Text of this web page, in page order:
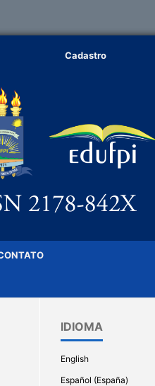
Cadastro
IDIOMA
English
Español (España)